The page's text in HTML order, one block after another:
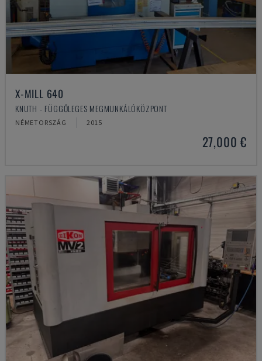
X-MILL 640
KNUTH - FÜGGŐLEGES MEGMUNKÁLÓKÖZPONT
NÉMETORSZÁG 2015
27,000 €